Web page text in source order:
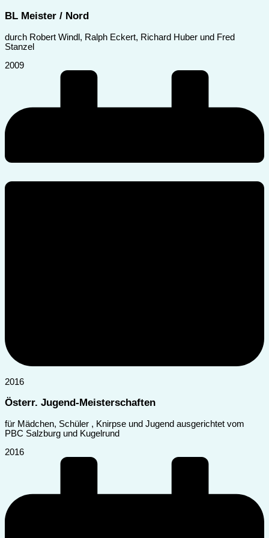
BL Meister / Nord
durch Robert Windl, Ralph Eckert, Richard Huber und Fred
Stanzel
2009
2016
Österr. Jugend-Meisterschaften
für Mädchen, Schüler , Knirpse und Jugend ausgerichtet vom
PBC Salzburg und Kugelrund
2016